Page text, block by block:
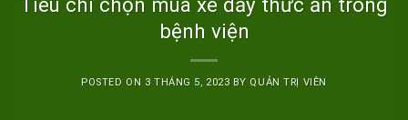
Tiêu chí chọn mua xe đẩy thức ăn trong
bệnh viện
POSTED ON 3 THÁNG 5, 2023 BY QUẢN TRỊ VIÊN